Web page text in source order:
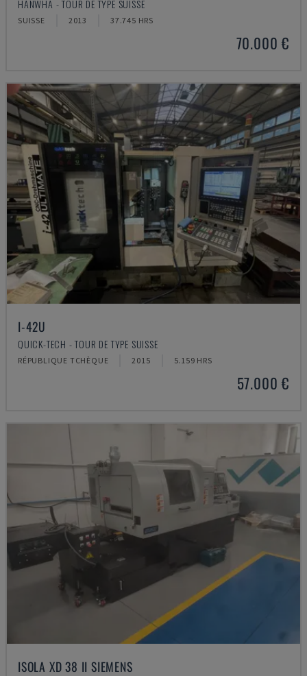
HANWHA - TOUR DE TYPE SUISSE
SUISSE 2013 37.745 HRS
70.000 €
I-42U
QUICK-TECH - TOUR DE TYPE SUISSE
RÉPUBLIQUE TCHÈQUE 2015 5.159 HRS
57.000 €
ISOLA XD 38 II SIEMENS